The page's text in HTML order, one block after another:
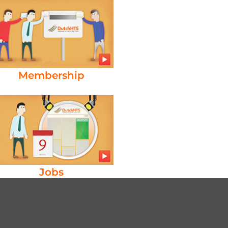
Membership
Jobs